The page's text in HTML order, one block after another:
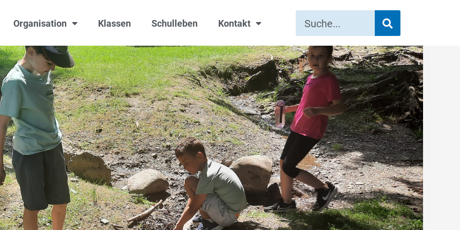
Organisation Klassen Schulleben Kontakt